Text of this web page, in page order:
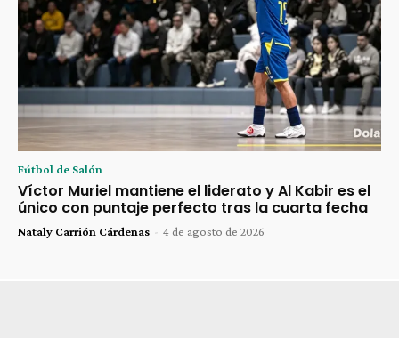
Fútbol de Salón
Víctor Muriel mantiene el liderato y Al Kabir es el
único con puntaje perfecto tras la cuarta fecha
Nataly Carrión Cárdenas - 4 de agosto de 2026